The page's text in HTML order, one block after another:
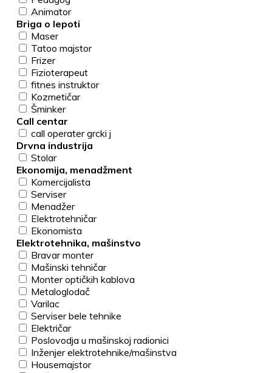
Animator
Briga o lepoti
Maser
Tatoo majstor
Frizer
Fizioterapeut
fitnes instruktor
Kozmetičar
Šminker
Call centar
call operater grcki j
Drvna industrija
Stolar
Ekonomija, menadžment
Komercijalista
Serviser
Menadžer
Elektrotehničar
Ekonomista
Elektrotehnika, mašinstvo
Bravar monter
Mašinski tehničar
Monter optičkih kablova
Metaloglodač
Varilac
Serviser bele tehnike
Električar
Poslovodja u mašinskoj radionici
Inženjer elektrotehnike/mašinstva
Housemajstor